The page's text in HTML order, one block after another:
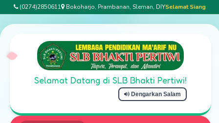
(0274)2850611 Bokoharjo, Prambanan, Sleman, DIYSelamat Siang
Selamat Datang di SLB Bhakti Pertiwi!
Dengarkan Salam